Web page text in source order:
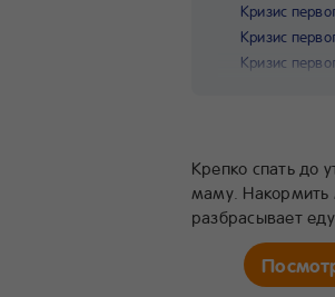
Кризис
Кризис
Кризис
Крепко спать до
маму. Накормить
разбрасывает